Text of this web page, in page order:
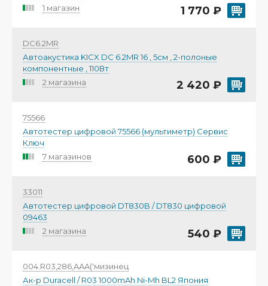
1 магазин
1 770 ₽
DC6.2MR
Автоакустика KICX DC 6.2MR 16 , 5см , 2-полоные
компонентные , 110Вт
2 магазина
2 420 ₽
75566
Автотестер цифровой 75566 (мультиметр) Сервис
Ключ
7 магазинов
600 ₽
33011
Автотестер цифровой DT830B / DT830 цифровой
09463
2 магазина
540 ₽
004.R03,286,AAA('мизинец
Ак-р Duracell / R03 1000mAh Ni-Mh BL2 Япония